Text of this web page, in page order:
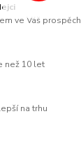
ve Váš prospěch
než 10 let
na trhu